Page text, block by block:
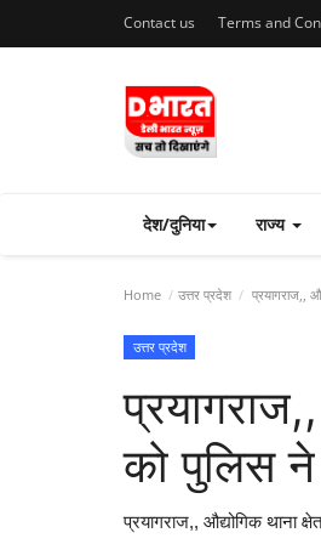
Contact us Terms and
देश/दुनिया राज्य
Home उत्तर प्रदेश प्रयागराज,,
उत्तर प्रदेश
को पुलिस ने
प्रयागराज,, औद्योगिक थाना